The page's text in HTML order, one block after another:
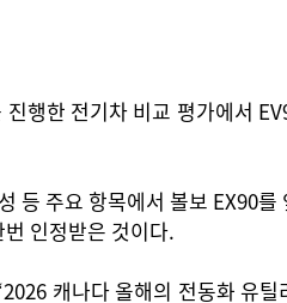
행한 전기차 비교 평가에서
등 주요 항목에서 볼보 EX90를
인정받은 것이다.
캐나다 올해의 전동화 유틸